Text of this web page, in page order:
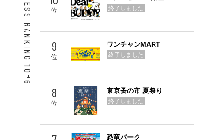
ACCESS RANKING 10
6
位 終了しました
9
位
ワンチャンMART
終了しました
8
位
東京蚤の市 夏祭り
終了しました
恐竜パーク